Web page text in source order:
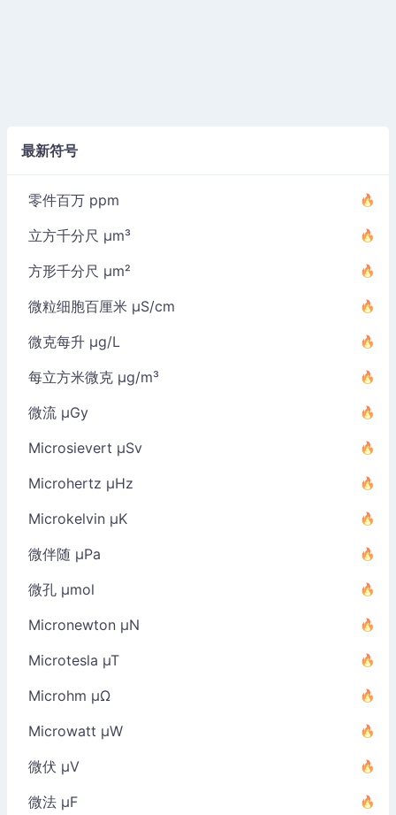
最新符号
零件百万 ppm
立方千分尺 µm³
方形千分尺 µm²
微粒细胞百厘米 µS/cm
微克每升 µg/L
每立方米微克 µg/m³
微流 µGy
Microsievert µSv
Microhertz µHz
Microkelvin µK
微伴随 µPa
微孔 µmol
Micronewton µN
Microtesla µT
Microhm µΩ
Microwatt µW
微伏 µV
微法 µF